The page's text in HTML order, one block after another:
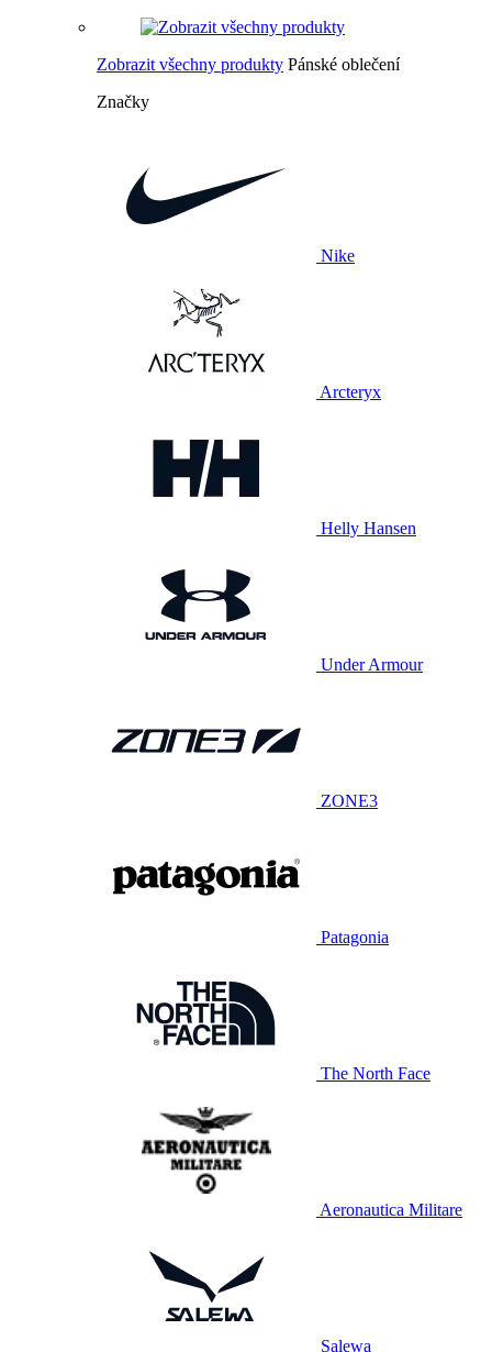
Zobrazit všechny produkty Pánské oblečení
Značky
Nike
Arcteryx
Helly Hansen
Under Armour
ZONE3
Patagonia
The North Face
Aeronautica Militare
Salewa